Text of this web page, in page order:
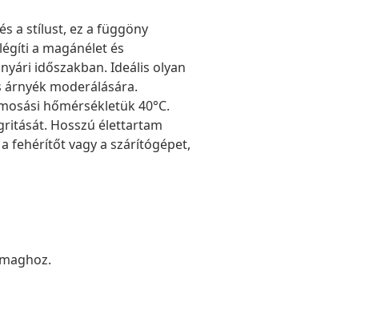
a stílust, ez a függöny
a magánélet és
időszakban. Ideális olyan
moderálására.
hőmérsékletük 40°C.
Hosszú élettartam
fehérítőt vagy a szárítógépet,